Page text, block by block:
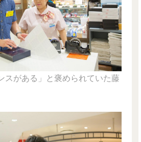
スがある」と褒められていた藤